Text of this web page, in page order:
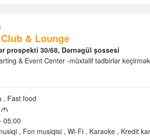
& Lounge
prospekti 30/68, Dərnəgül şossesi
& Event Center -müxtəlif tədbirlər
Fast food
M
05:00
Fon musiqisi Wi-Fi Karaoke Kredit